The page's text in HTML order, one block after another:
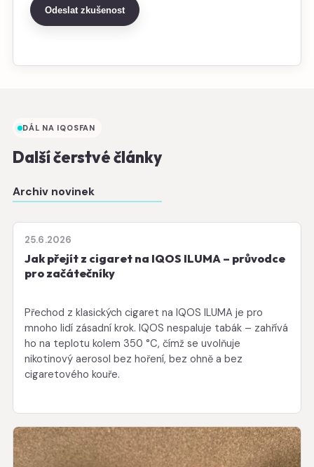
Odeslat zkušenost
DÁL NA IQOSFAN
Další čerstvé články
Archiv novinek
25.6.2026
Jak přejít z cigaret na IQOS ILUMA – průvodce
pro začátečníky
Přechod z klasických cigaret na IQOS ILUMA je pro
mnoho lidí zásadní krok. IQOS nespaluje tabák – zahřívá
ho na teplotu kolem 350 °C, čímž se uvolňuje
nikotinový aerosol bez hoření, bez ohně a bez
cigaretového kouře.